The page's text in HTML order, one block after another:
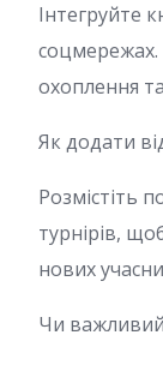
Інтегруйте
охоплення
Як додати
Розмістіть
турнірів,
нових
Чи